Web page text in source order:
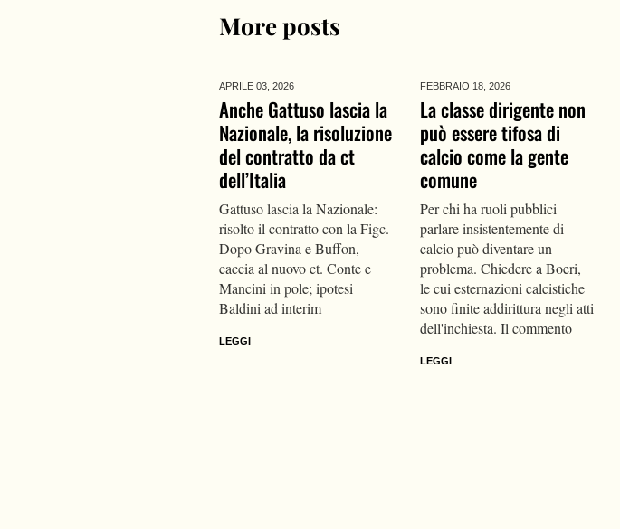
More posts
APRILE 03, 2026
Anche Gattuso lascia la
Nazionale, la risoluzione
del contratto da ct
dell’Italia
Gattuso lascia la Nazionale:
risolto il contratto con la Figc.
Dopo Gravina e Buffon,
caccia al nuovo ct. Conte e
Mancini in pole; ipotesi
Baldini ad interim
LEGGI
FEBBRAIO 18, 2026
La classe dirigente non
può essere tifosa di
calcio come la gente
comune
Per chi ha ruoli pubblici
parlare insistentemente di
calcio può diventare un
problema. Chiedere a Boeri,
le cui esternazioni calcistiche
sono finite addirittura negli atti
dell'inchiesta. Il commento
LEGGI